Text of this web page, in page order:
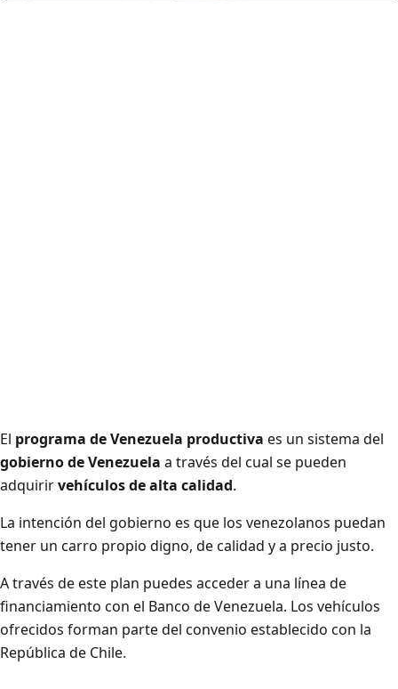
El programa de Venezuela productiva es un sistema del
gobierno de Venezuela a través del cual se pueden
adquirirvehículos de alta calidad.
La intención del gobierno es que los venezolanos puedan
tener un carro propio digno, de calidad y a precio justo.
A través de este plan puedes acceder a una línea de
financiamiento con el Banco de Venezuela. Los vehículos
ofrecidos forman parte del convenio establecido con la
República de Chile.